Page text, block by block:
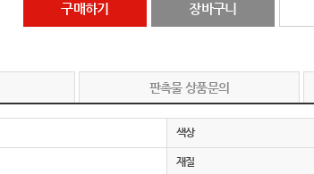
구매하기 장바구니
판촉물 상품문의
색상
재질